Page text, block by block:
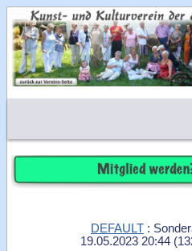
DEFAULT :
19.05.2023 20:44 (